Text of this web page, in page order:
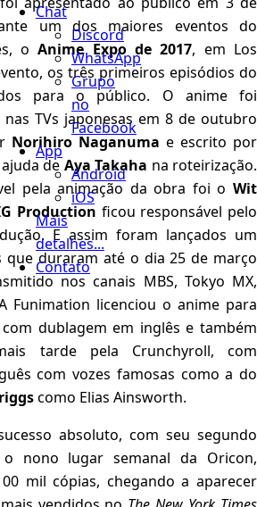
Chat
Discord
WhatsApp
Grupo
no
Facebook
App
Android
iOS
Mais
detalhes...
Contato
um dos maiores eventos do
oAnime Expo de 2017, em Los
os três primeiros episódios do
para o público. O anime foi
TVs japonesas em 8 de outubro
Norihiro Naganuma e escrito por
de Aya Takaha na roteirização.
pela animação da obra foi o Wit
Production ficou responsável pelo
E assim foram lançados um
que duraram até o dia 25 de março
nos canais MBS, Tokyo MX,
Funimation licenciou o anime para
dublagem em inglês e também
tarde pela Crunchyroll, com
com vozes famosas como a do
como Elias Ainsworth.
absoluto, com seu segundo
o nono lugar semanal da Oricon,
mil cópias, chegando a aparecer